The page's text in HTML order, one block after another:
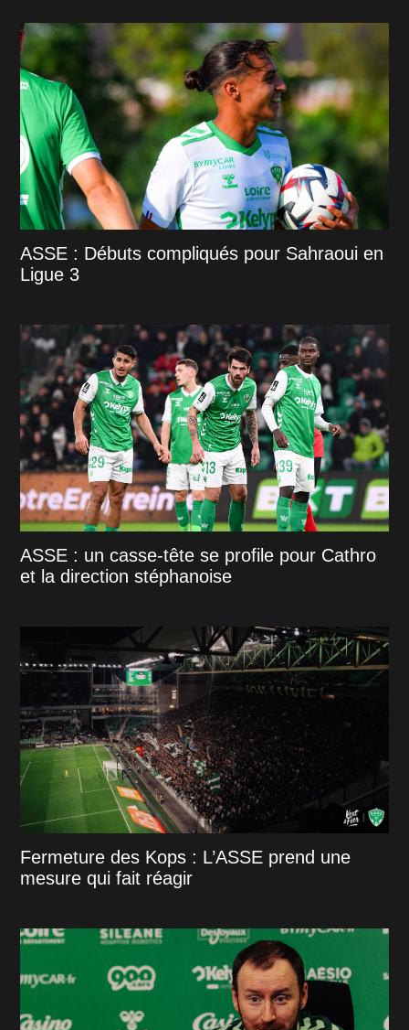
ASSE : Débuts compliqués pour Sahraoui en
Ligue 3
ASSE : un casse-tête se profile pour Cathro
et la direction stéphanoise
Fermeture des Kops : L’ASSE prend une
mesure qui fait réagir